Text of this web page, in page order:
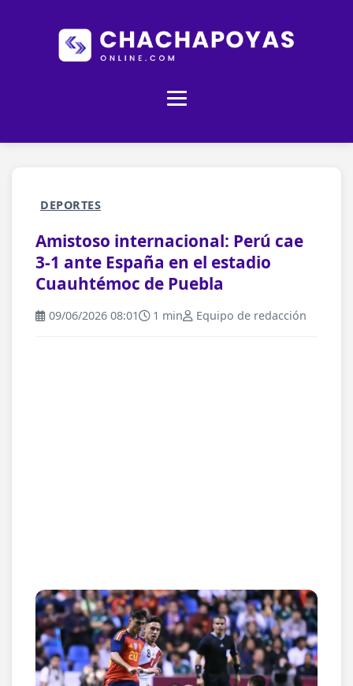
DEPORTES
Amistoso internacional: Perú cae
3-1 ante España en el estadio
Cuauhtémoc de Puebla
09/06/2026 08:01 1 min Equipo de redacción